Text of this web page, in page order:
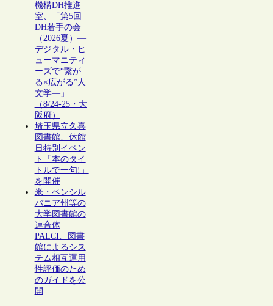
機構DH推進
室、「第5回
DH若手の会
（2026夏）―
デジタル・ヒ
ューマニティ
ーズで“繋が
る×広がる”人
文学―」
（8/24-25・大
阪府）
埼玉県立久喜
図書館、休館
日特別イベン
ト「本のタイ
トルで一句!」
を開催
米・ペンシル
バニア州等の
大学図書館の
連合体
PALCI、図書
館によるシス
テム相互運用
性評価のため
のガイドを公
開